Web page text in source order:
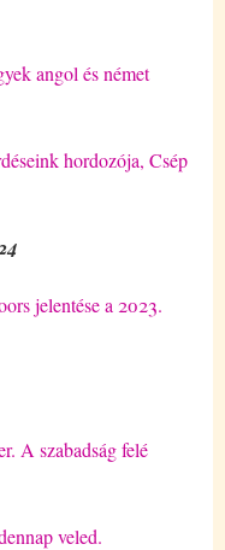
angol és német
hordozója, Csép
jelentése a 2023.
A szabadság felé
veled.